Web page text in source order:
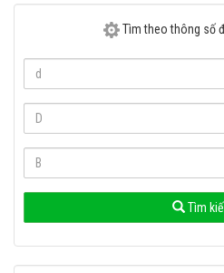
Tìm theo thông số
Tìm